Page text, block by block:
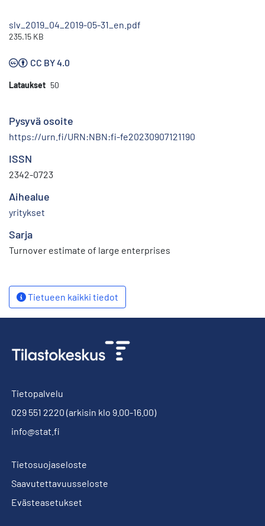
slv_2019_04_2019-05-31_en.pdf
235.15 KB
CC BY 4.0
Lataukset 50
Pysyvä osoite
https://urn.fi/URN:NBN:fi-fe20230907121190
ISSN
2342-0723
Aihealue
yritykset
Sarja
Turnover estimate of large enterprises
Tietueen kaikki tiedot
Tietopalvelu
029 551 2220 (arkisin klo 9.00-16.00)
info@stat.fi
Tietosuojaseloste
Saavutettavuusseloste
Evästeasetukset